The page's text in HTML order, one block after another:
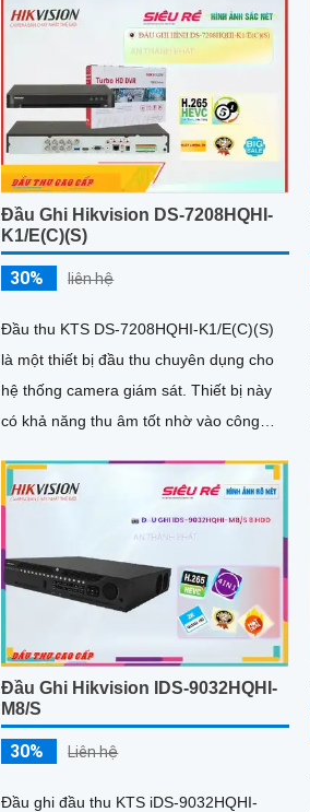
Đầu Ghi Hikvision DS-7208HQHI-
K1/E(C)(S)
30% liên hệ
Đầu thu KTS DS-7208HQHI-K1/E(C)(S)
là một thiết bị đầu thu chuyên dụng cho
hệ thống camera giám sát. Thiết bị này
có khả năng thu âm tốt nhờ vào công
hơn của 4 Camera IP
Đầu Ghi Hikvision IDS-9032HQHI-
M8/S
30% Liên hệ
Đầu ghi đầu thu KTS iDS-9032HQHI-